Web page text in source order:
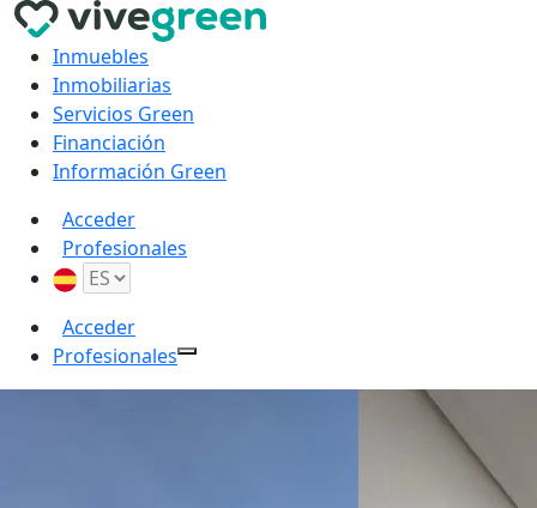
Inmuebles
Inmobiliarias
Servicios Green
Financiación
Información Green
Acceder
Profesionales
Acceder
Profesionales